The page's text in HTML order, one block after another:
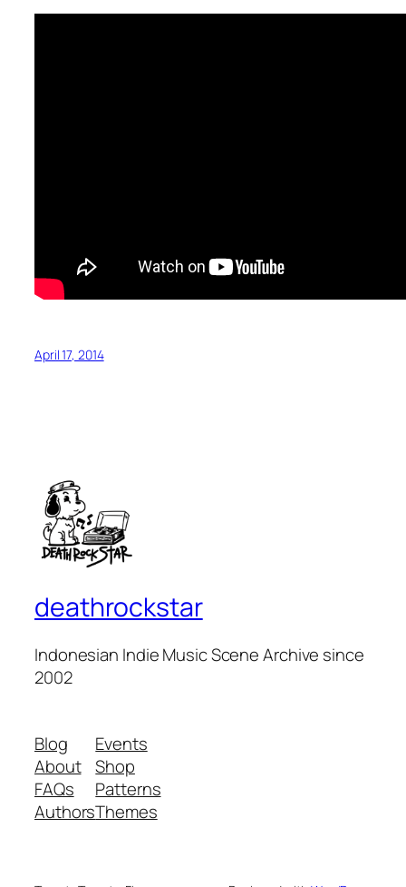
April 17, 2014
deathrockstar
Indonesian Indie Music Scene Archive since
2002
Blog
About
FAQs
Authors
Events
Shop
Patterns
Themes